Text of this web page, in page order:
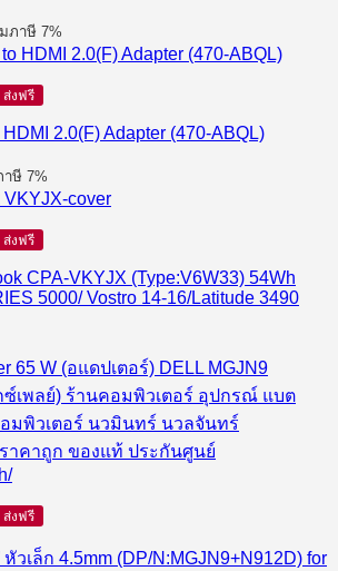
฿.
ภาษี 7%
ส่งฟรี
2.0(F) Adapter (470-ABQL)
.
าษี 7%
ส่งฟรี
CPA-VKYJX (Type:V6W33) 54Wh
5000/ Vostro 14-16/Latitude 3490
ส่งฟรี
หัวเล็ก 4.5mm (DP/N:MGJN9+N912D) for